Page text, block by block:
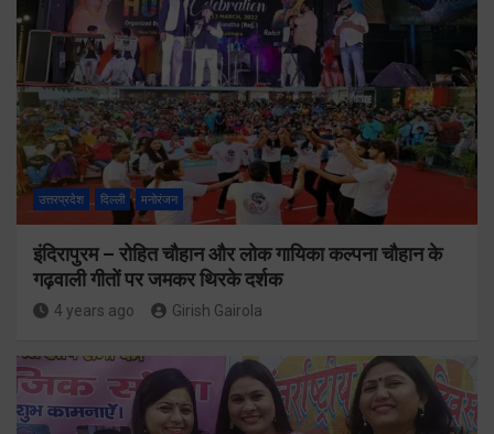
उत्तरप्रदेश दिल्ली मनोरंजन
इंदिरापुरम – रोहित चौहान और लोक गायिका कल्पना चौहान के
गढ़वाली गीतों पर जमकर थिरके दर्शक
4 years ago Girish Gairola